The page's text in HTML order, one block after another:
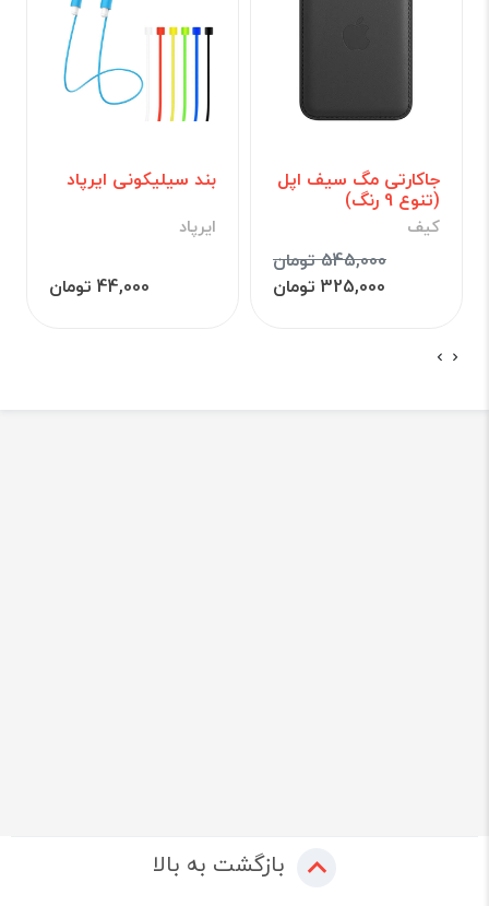
جاکارتی مگ سیف اپل
(تنوع 9 رنگ)
کیف
545,000 تومان
325,000 تومان
بند سیلیکونی ایرپاد
ایرپاد
44,000 تومان
بازگشت به بالا